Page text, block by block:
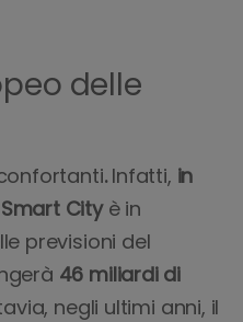
delle
.Infatti, in
City è in
previsioni del
46 miliardi di
negli ultimi anni, il